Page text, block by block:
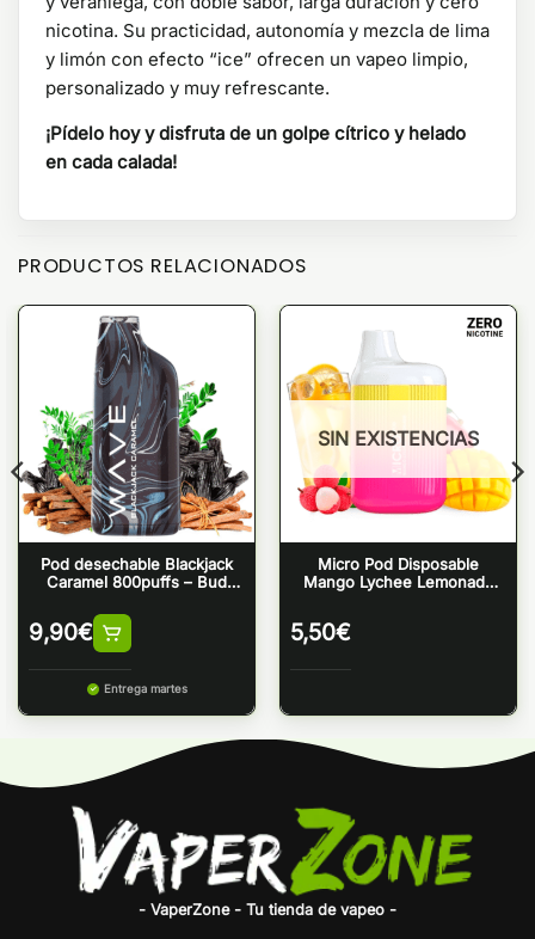
nicotina. Su practicidad, autonomía y mezcla de lima
y limón con efecto “ice” ofrecen un vapeo limpio,
personalizado y muy refrescante.
¡Pídelo hoy y disfruta de un golpe cítrico y helado
en cada calada!
PRODUCTOS RELACIONADOS
Pod desechable Blackjack
Caramel 800puffs – Bud
9,90€
Entrega martes
SIN EXISTENCIAS
Micro Pod Disposable
Mango Lychee Lemonade
5,50€
- VaperZone - Tu tienda de vapeo -